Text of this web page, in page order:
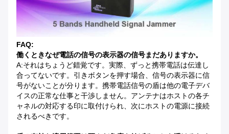
FAQ:
働くときなぜ電話の信号の表示器の信号まだありますか。
A:それはちょうど錯覚です。実際、ずっと携帯電話は伝達し
合ってないです。引きボタンを押す場合、信号の表示器に信
号がないことが分ります。携帯電話信号の盾は他の電子デバ
イスの正常な仕事と干渉しません。アンテナはホストの各チ
ャネルの対応する印に取付けられ、次にホストの電源に接続
されるべきです。